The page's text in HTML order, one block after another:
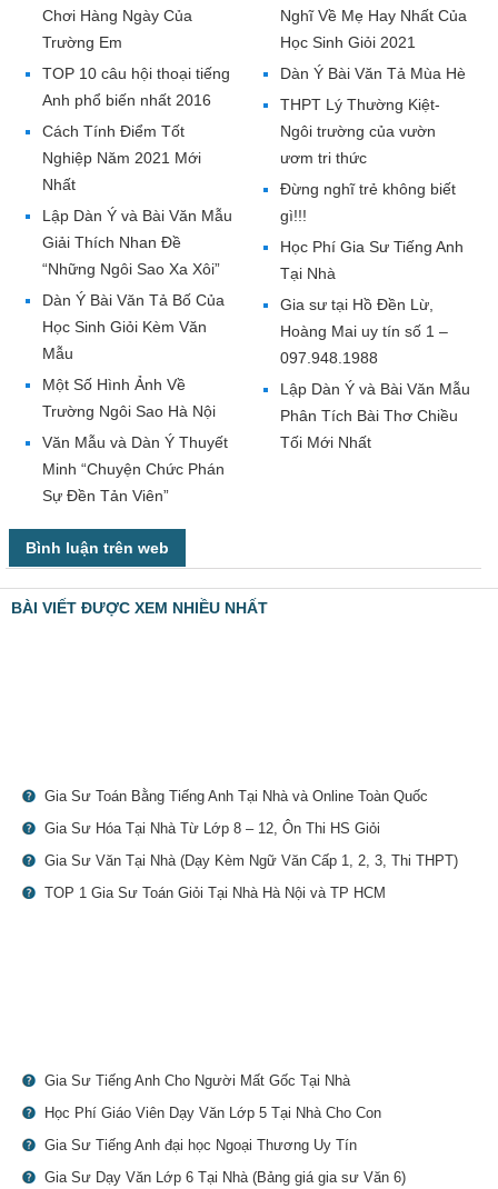
Chơi Hàng Ngày Của
Trường Em
TOP 10 câu hội thoại tiếng
Anh phổ biến nhất 2016
Cách Tính Điểm Tốt
Nghiệp Năm 2021 Mới
Nhất
Lập Dàn Ý và Bài Văn Mẫu
Giải Thích Nhan Đề
“Những Ngôi Sao Xa Xôi”
Dàn Ý Bài Văn Tả Bố Của
Học Sinh Giỏi Kèm Văn
Mẫu
Một Số Hình Ảnh Về
Trường Ngôi Sao Hà Nội
Văn Mẫu và Dàn Ý Thuyết
Minh “Chuyện Chức Phán
Sự Đền Tản Viên”
Nghĩ Về Mẹ Hay Nhất Của
Học Sinh Giỏi 2021
Dàn Ý Bài Văn Tả Mùa Hè
THPT Lý Thường Kiệt-
Ngôi trường của vườn
ươm tri thức
Đừng nghĩ trẻ không biết
gì!!!
Học Phí Gia Sư Tiếng Anh
Tại Nhà
Gia sư tại Hồ Đền Lừ,
Hoàng Mai uy tín số 1 –
097.948.1988
Lập Dàn Ý và Bài Văn Mẫu
Phân Tích Bài Thơ Chiều
Tối Mới Nhất
Bình luận trên web
BÀI VIẾT ĐƯỢC XEM NHIỀU NHẤT
Gia Sư Toán Bằng Tiếng Anh Tại Nhà và Online Toàn Quốc
Gia Sư Hóa Tại Nhà Từ Lớp 8 – 12, Ôn Thi HS Giỏi
Gia Sư Văn Tại Nhà (Dạy Kèm Ngữ Văn Cấp 1, 2, 3, Thi THPT)
TOP 1 Gia Sư Toán Giỏi Tại Nhà Hà Nội và TP HCM
Gia Sư Tiếng Anh Cho Người Mất Gốc Tại Nhà
Học Phí Giáo Viên Dạy Văn Lớp 5 Tại Nhà Cho Con
Gia Sư Tiếng Anh đại học Ngoại Thương Uy Tín
Gia Sư Dạy Văn Lớp 6 Tại Nhà (Bảng giá gia sư Văn 6)